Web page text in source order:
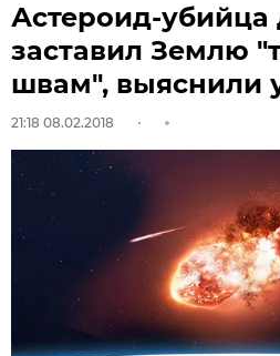
Астероид-убийца
заставил Землю
швам", выяснили
21:18 08.02.2018